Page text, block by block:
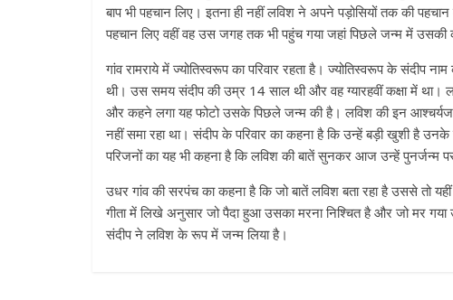
बाप भी पहचान लिए। इतना ही नहीं लविश ने अपने पड़ोसियों तक की
पहचान लिए वहीं वह उस जगह तक भी पहुंच गया जहां पिछले जन्म में
गांव रामराये में ज्योतिस्वरूप का परिवार रहता है। ज्योतिस्वरूप के
थी। उस समय संदीप की उम्र 14 साल थी और वह ग्यारहवीं कक्षा में था।
और कहने लगा यह फोटो उसके पिछले जन्म की है। लविश की इन
नहीं समा रहा था। संदीप के परिवार का कहना है कि उन्हें बड़ी खुशी है
परिजनों का यह भी कहना है कि लविश की बातें सुनकर आज उन्हें पुनर्जन्म पर
उधर गांव की सरपंच का कहना है कि जो बातें लविश बता रहा है उससे तो
गीता में लिखे अनुसार जो पैदा हुआ उसका मरना निश्चित है और जो मर
संदीप ने लविश के रूप में जन्म लिया है।